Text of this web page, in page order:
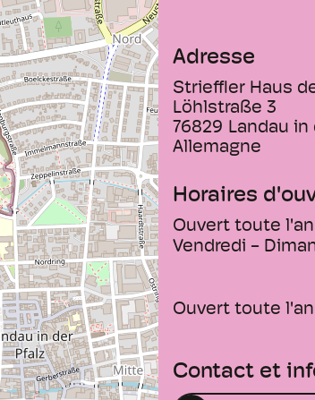
Adresse
Strieffler Haus
Löhlstraße 3
76829 Landau in
Allemagne
Horaires
Ouvert toute
Vendredi -
Ouvert toute
Contact et